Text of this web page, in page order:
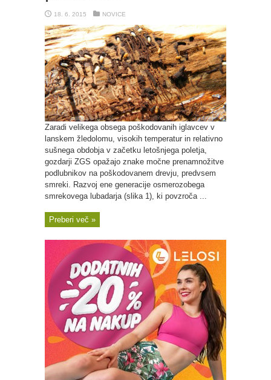
18. 6. 2015 NOVICE
Zaradi velikega obsega poškodovanih iglavcev v
lanskem žledolomu, visokih temperatur in relativno
sušnega obdobja v začetku letošnjega poletja,
gozdarji ZGS opažajo znake močne prenamnožitve
podlubnikov na poškodovanem drevju, predvsem
smreki. Razvoj ene generacije osmerozobega
smrekovega lubadarja (slika 1), ki povzroča ...
Preberi več »